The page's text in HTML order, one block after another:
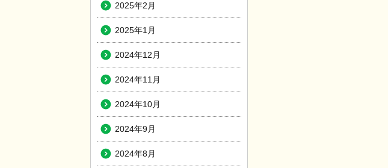
2025年2月
2025年1月
2024年12月
2024年11月
2024年10月
2024年9月
2024年8月